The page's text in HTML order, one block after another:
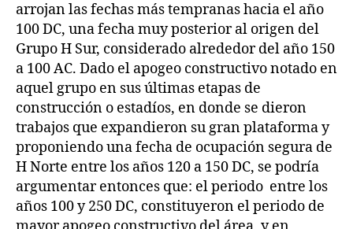
arrojan las fechas más tempranas hacia el año
100 DC, una fecha muy posterior al origen del
Grupo H Sur, considerado alrededor del año 150
a 100 AC. Dado el apogeo constructivo notado en
aquel grupo en sus últimas etapas de
construcción o estadíos, en donde se dieron
trabajos que expandieron su gran plataforma y
proponiendo una fecha de ocupación segura de
H Norte entre los años 120 a 150 DC, se podría
argumentar entonces que: el periodo entre los
años 100 y 250 DC, constituyeron el periodo de